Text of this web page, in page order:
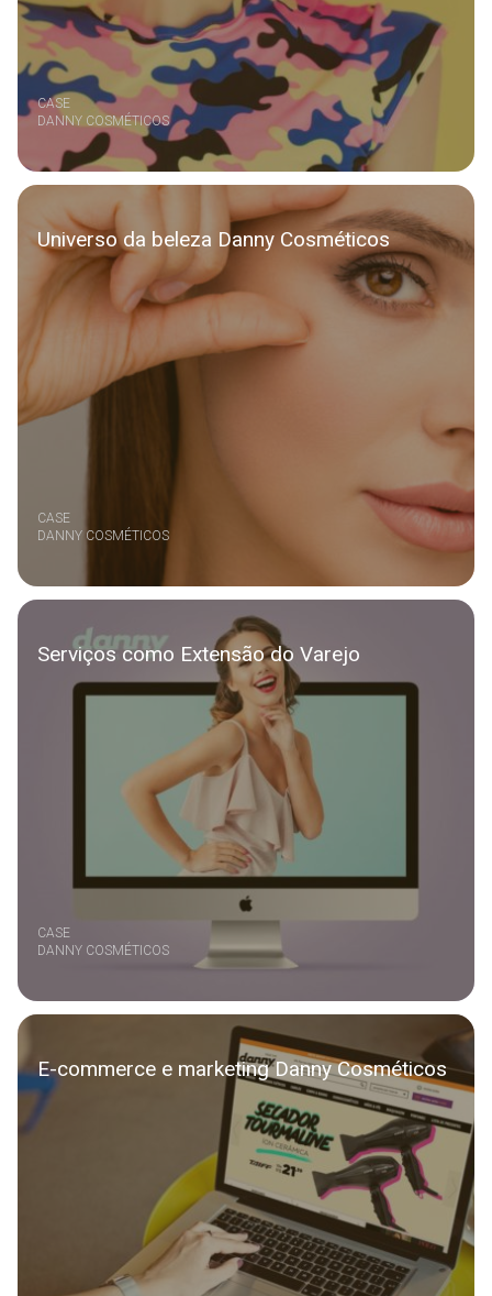
CASE
DANNY COSMÉTICOS
Universo da beleza Danny Cosméticos
CASE
DANNY COSMÉTICOS
Serviços como Extensão do Varejo
CASE
DANNY COSMÉTICOS
E-commerce e marketing Danny Cosméticos